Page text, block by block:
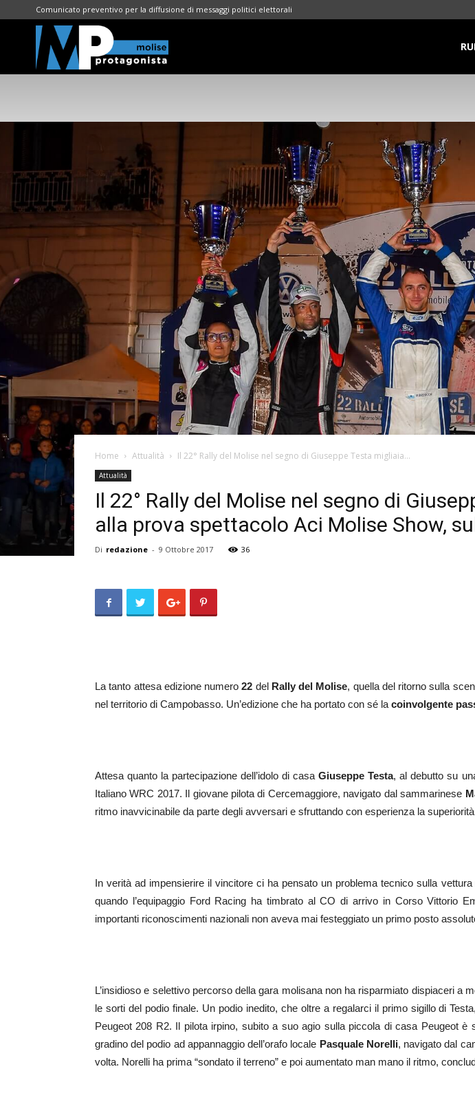
Comunicato preventivo per la diffusione di messaggi politici elettorali
Home Attualità Il 22° Rally del Molise nel segno di Giuseppe Testa migliaia...
Attualità
Il 22° Rally del Molise nel segno di
alla prova spettacolo Aci Molise Show,
Di redazione - 9 Ottobre 2017 36
La tanto attesa edizione numero22 delRally del Molise, quella del ritorno sulla
nel territorio di Campobasso. Un’edizione che ha portato con sé la coinvolgente
Attesa quanto la partecipazione dell’idolo di casaGiuseppe Testa, al debutto su
Italiano WRC 2017. Il giovane pilota di Cercemaggiore, navigato dal sammarinese
ritmo inavvicinabile da parte degli avversari e sfruttando con esperienza la
In verità ad impensierire il vincitore ci ha pensato un problema tecnico sulla
quando l’equipaggio Ford Racing ha timbrato al CO di arrivo in Corso Vittorio
importanti riconoscimenti nazionali non aveva mai festeggiato un primo posto
L’insidioso e selettivo percorso della gara molisana non ha risparmiato dispiaceri a
le sorti del podio finale. Un podio inedito, che oltre a regalarci il primo sigillo di
Peugeot 208 R2. Il pilota irpino, subito a suo agio sulla piccola di casa Peugeot
gradino del podio ad appannaggio dell’orafo locale Pasquale Norelli, navigato dal
volta. Norelli ha prima “sondato il terreno” e poi aumentato man mano il ritmo,